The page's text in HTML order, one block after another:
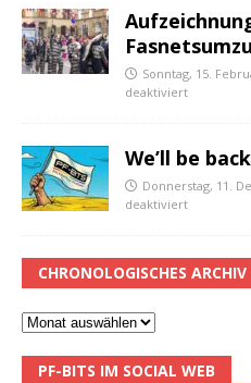
Sonntag, 15.
deaktiviert
We’ll be
Donnerstag, 11.
deaktiviert
CHRONOLOGISCHES ARCHIV
PF-BITS IM SOCIAL WEB